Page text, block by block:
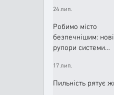
24 лип.
Робимо місто
безпечнішим: нові
рупори системи
працюють!
17 лип.
Пильність рятує